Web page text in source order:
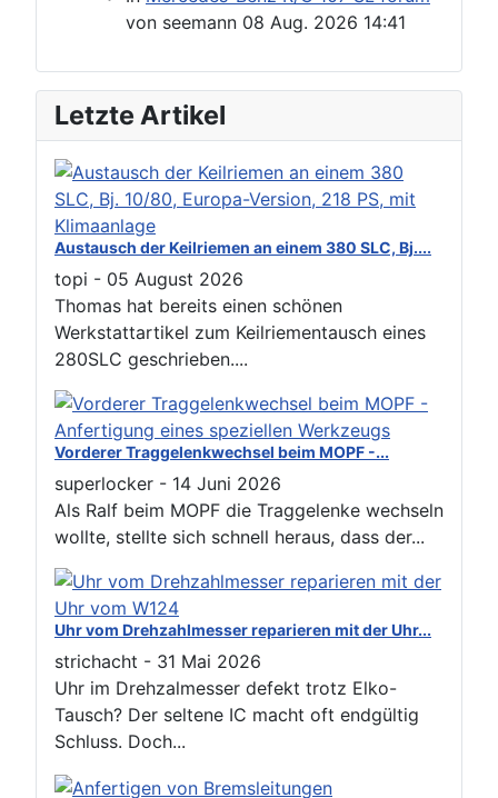
von seemann 08 Aug. 2026 14:41
Letzte Artikel
Austausch der Keilriemen an einem 380 SLC, Bj....
topi - 05 August 2026
Thomas hat bereits einen schönen
Werkstattartikel zum Keilriementausch eines
280SLC geschrieben....
Vorderer Traggelenkwechsel beim MOPF -...
superlocker - 14 Juni 2026
Als Ralf beim MOPF die Traggelenke wechseln
wollte, stellte sich schnell heraus, dass der...
Uhr vom Drehzahlmesser reparieren mit der Uhr...
strichacht - 31 Mai 2026
Uhr im Drehzalmesser defekt trotz Elko-
Tausch? Der seltene IC macht oft endgültig
Schluss. Doch...